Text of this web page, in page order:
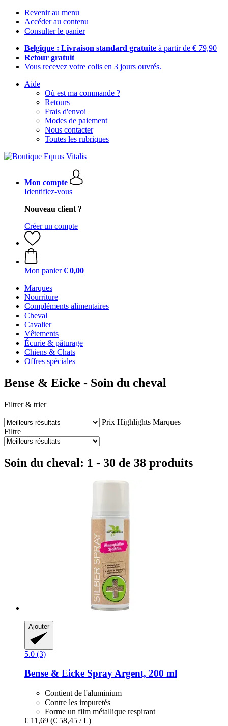
Revenir au menu
Accéder au contenu
Consulter le panier
Belgique : Livraison standard gratuite à partir de € 79,90
Retour gratuit
Vous recevez votre colis en 3 jours ouvrés.
Aide
Où est ma commande ?
Retours
Frais d'envoi
Modes de paiement
Nous contacter
Toutes les rubriques
Mon compte
Identifiez-vous
Nouveau client ?
Créer un compte
Mon panier € 0,00
Marques
Nourriture
Compléments alimentaires
Cheval
Cavalier
Vêtements
Écurie & pâturage
Chiens & Chats
Offres spéciales
Bense & Eicke - Soin du cheval
Filtrer & trier
Prix Highlights Marques
Filtre
Soin du cheval: 1 - 30 de 38 produits
Ajouter
5.0 (3)
Bense & Eicke Spray Argent, 200 ml
Contient de l'aluminium
Contre les impuretés
Forme un film métallique respirant
€ 11,69 (€ 58,45 / L)